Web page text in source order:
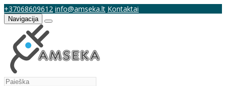
+37068609612 info@amseka.lt Kontaktai
Navigacija